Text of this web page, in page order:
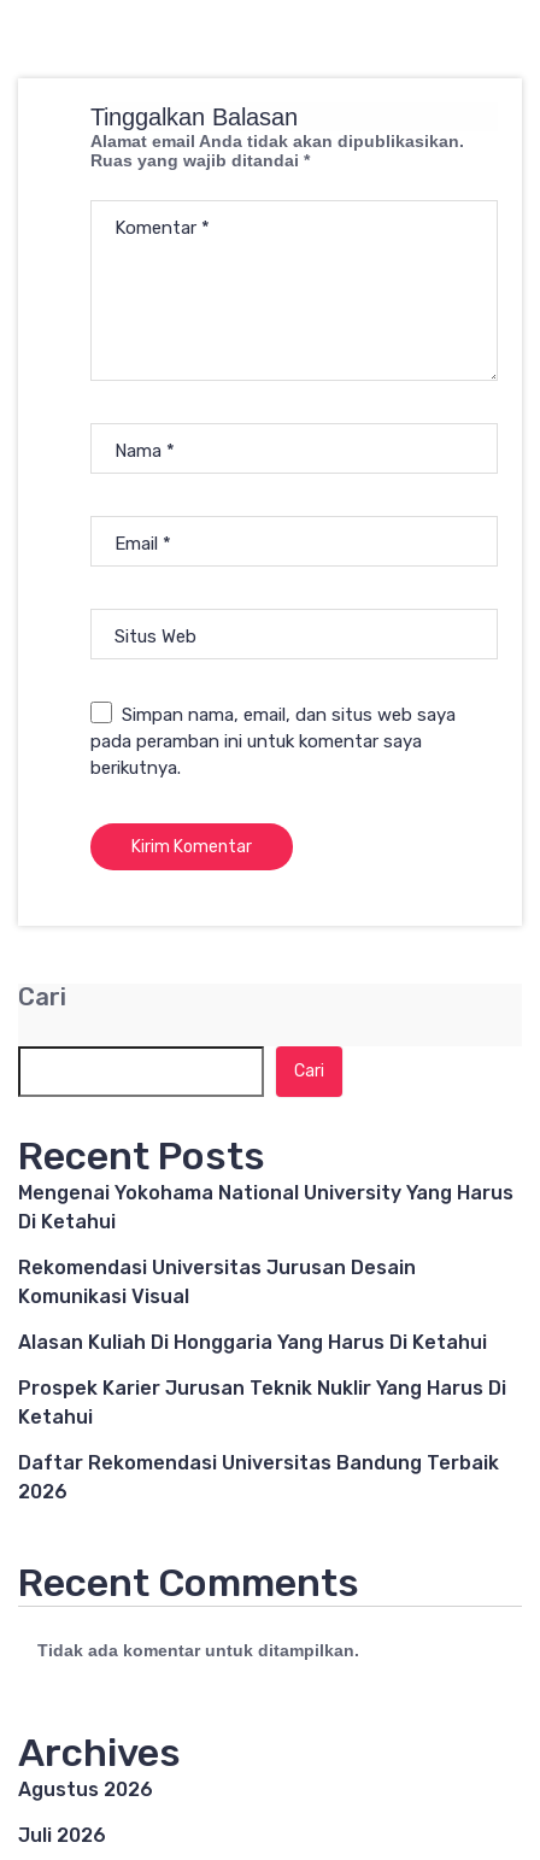
Tinggalkan Balasan
Alamat email Anda tidak akan dipublikasikan.
Ruas yang wajib ditandai *
Komentar *
Nama *
Email *
Situs Web
Simpan nama, email, dan situs web saya
pada peramban ini untuk komentar saya
berikutnya.
Cari
Cari
Recent Posts
Mengenai Yokohama National University Yang Harus
Di Ketahui
Rekomendasi Universitas Jurusan Desain
Komunikasi Visual
Alasan Kuliah Di Honggaria Yang Harus Di Ketahui
Prospek Karier Jurusan Teknik Nuklir Yang Harus Di
Ketahui
Daftar Rekomendasi Universitas Bandung Terbaik
2026
Recent Comments
Tidak ada komentar untuk ditampilkan.
Archives
Agustus 2026
Juli 2026